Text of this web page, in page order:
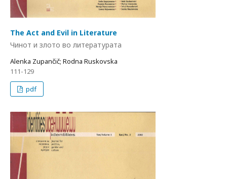
The Act and Evil in Literature
Чинот и злото во литературата
Alenka Zupančič; Rodna Ruskovska
111-129
pdf